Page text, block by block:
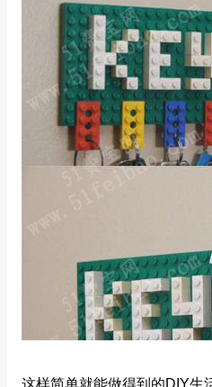
这样简单就能做得到的DIY生